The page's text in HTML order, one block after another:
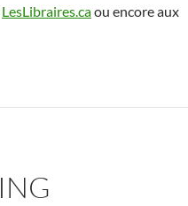
LesLibraires.caou encore aux